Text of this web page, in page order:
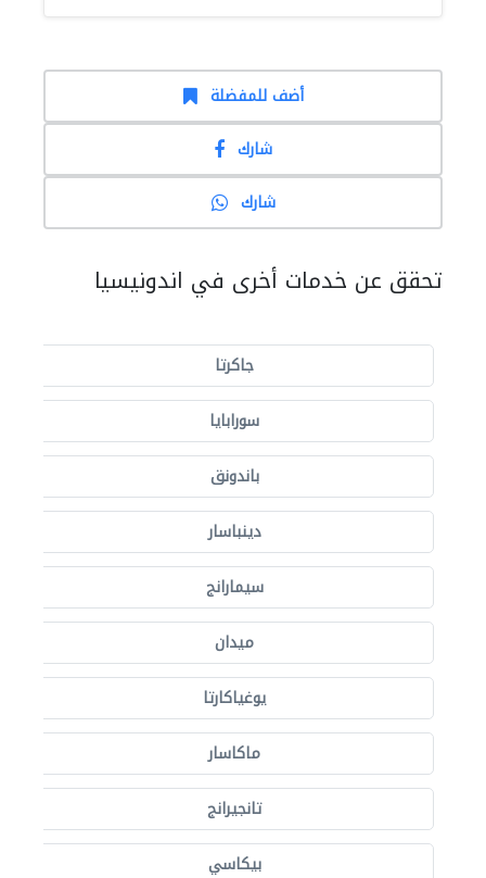
أضف للمفضلة
شارك
شارك
تحقق عن خدمات أخرى في اندونيسيا
جاكرتا
سورابايا
باندونق
دينباسار
سيمارانج
ميدان
يوغياكارتا
ماكاسار
تانجيرانج
بيكاسي